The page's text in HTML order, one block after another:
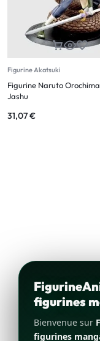
Figurine Akatsuki
Figurine Naruto
Jashu
31,07€
figurines
Bienvenue sur
figurines